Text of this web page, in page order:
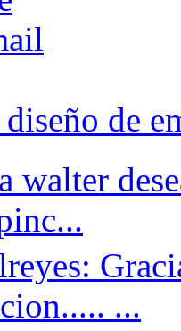
de
walter
...